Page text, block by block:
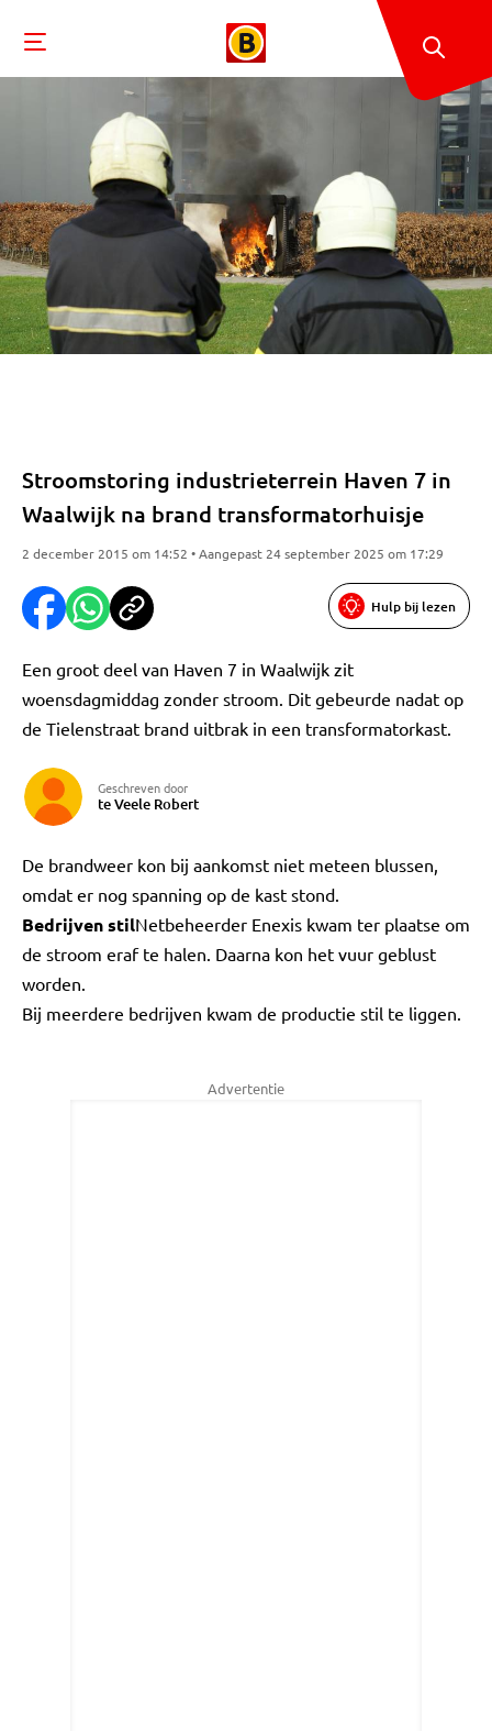
Stroomstoring industrieterrein Haven 7 in
Waalwijk na brand transformatorhuisje
2 december 2015 om 14:52 • Aangepast 24 september 2025 om 17:29
Hulp bij lezen
Een groot deel van Haven 7 in Waalwijk zit
woensdagmiddag zonder stroom. Dit gebeurde nadat op
de Tielenstraat brand uitbrak in een transformatorkast.
Geschreven door
te Veele Robert
De brandweer kon bij aankomst niet meteen blussen,
omdat er nog spanning op de kast stond.
Bedrijven stilNetbeheerder Enexis kwam ter plaatse om
de stroom eraf te halen. Daarna kon het vuur geblust
worden.
Bij meerdere bedrijven kwam de productie stil te liggen.
Advertentie